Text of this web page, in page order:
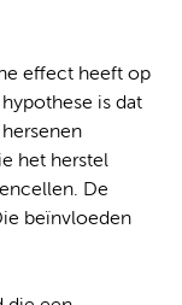
effect heeft op
is dat
het herstel
De
beïnvloeden